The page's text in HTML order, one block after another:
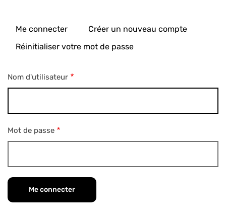
d'Ariane
Primary
Me connecter
Créer un nouveau compte
Réinitialiser votre mot de passe
Nom d'utilisateur
Mot de passe